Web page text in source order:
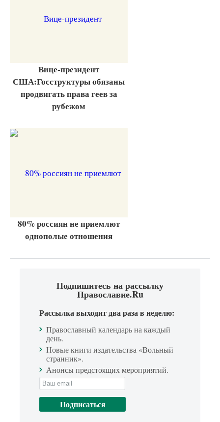
Вице-президент
США:Госструктуры обязаны
продвигать права геев за
рубежом
80% россиян не приемлют
однополые отношения
Подпишитесь на рассылку
Православие.Ru
Рассылка выходит два раза в неделю:
Православный календарь на каждый
день.
Новые книги издательства «Вольный
странник».
Анонсы предстоящих мероприятий.